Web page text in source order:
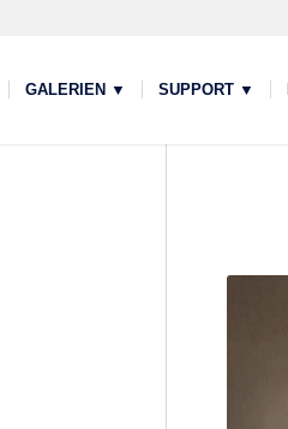
GALERIEN ▼ SUPPORT ▼